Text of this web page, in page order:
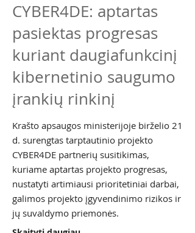
CYBER4DE: aptartas
pasiektas progresas
kuriant daugiafunkcinį
kibernetinio saugumo
įrankių rinkinį
Krašto apsaugos ministerijoje birželio 21
d. surengtas tarptautinio projekto
CYBER4DE partnerių susitikimas,
kuriame aptartas projekto progresas,
nustatyti artimiausi prioritetiniai darbai,
galimos projekto įgyvendinimo rizikos ir
jų suvaldymo priemonės.